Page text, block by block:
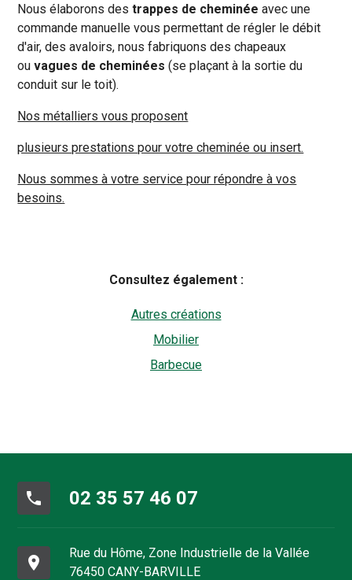
Nous élaborons destrappes de cheminée avec une
commande manuelle vous permettant de régler le débit
d'air, des avaloirs, nous fabriquons des chapeaux
ouvagues de cheminées (se plaçant à la sortie du
conduit sur le toit).
Nos métalliers vous proposent
plusieurs prestations pour votre cheminée ou insert.
Nous sommes à votre service pour répondre à vos
besoins.
Consultez également :
Autres créations
Mobilier
Barbecue
phone 02 35 57 46 07
place
Rue du Hôme, Zone Industrielle de la Vallée
76450 CANY-BARVILLE